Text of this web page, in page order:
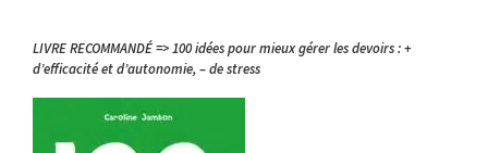
LIVRE RECOMMANDÉ => 100 idées pour mieux gérer les devoirs : +
d’efficacité et d’autonomie, – de stress